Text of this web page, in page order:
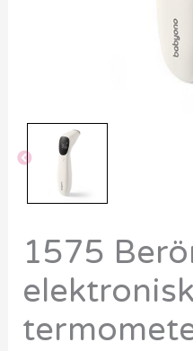
1575
elektronisk